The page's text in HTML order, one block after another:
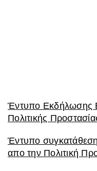
Έντυπο Εκδήλωσης
Πολιτικής
Έντυπο
απο την Πολιτική